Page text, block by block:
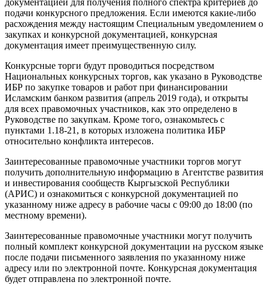
документацией для получения полного спектра критериев до
подачи конкурсного предложения. Если имеются какие-либо
расхождения между настоящим Специальным уведомлением о
закупках и конкурсной документацией, конкурсная
документация имеет преимущественную силу.
Конкурсные торги будут проводиться посредством
Национальных конкурсных торгов, как указано в Руководстве
ИБР по закупке товаров и работ при финансировании
Исламским банком развития (апрель 2019 года), и открыты
для всех правомочных участников, как это определено в
Руководстве по закупкам. Кроме того, ознакомьтесь с
пунктами 1.18-21, в которых изложена политика ИБР
относительно конфликта интересов.
Заинтересованные правомочные участники торгов могут
получить дополнительную информацию в Агентстве развития
и инвестирования сообществ Кыргызской Республики
(АРИС) и ознакомиться с конкурсной документацией по
указанному ниже адресу в рабочие часы с 09:00 до 18:00 (по
местному времени).
Заинтересованные правомочные участники могут получить
полный комплект конкурсной документации на русском языке
после подачи письменного заявления по указанному ниже
адресу или по электронной почте. Конкурсная документация
будет отправлена по электронной почте.